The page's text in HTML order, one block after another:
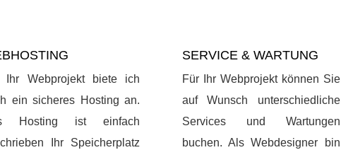
Ihr Webprojekt biete ich
ein sicheres Hosting an.
Hosting ist einfach
Ihr Speicherplatz
SERVICE & WARTUNG
Für Ihr Webprojekt können Sie
auf Wunsch unterschiedliche
Services und Wartungen
buchen. Als Webdesigner bin